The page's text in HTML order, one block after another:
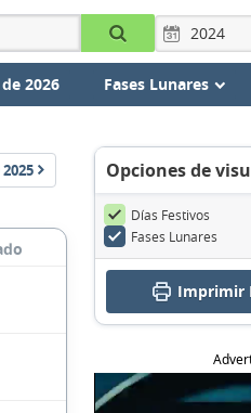
2026 Fases Lunares
2025 Opciones de
Días Festivos
Fases Lunares
Imprimir